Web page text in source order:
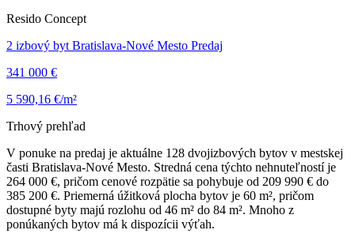
Resido Concept
2 izbový byt Bratislava-Nové Mesto Predaj
341 000 €
5 590,16 €/m²
Trhový prehľad
V ponuke na predaj je aktuálne 128 dvojizbových bytov v mestskej
časti Bratislava-Nové Mesto. Stredná cena týchto nehnuteľností je
264 000 €, pričom cenové rozpätie sa pohybuje od 209 990 € do
385 200 €. Priemerná úžitková plocha bytov je 60 m², pričom
dostupné byty majú rozlohu od 46 m² do 84 m². Mnoho z
ponúkaných bytov má k dispozícii výťah.